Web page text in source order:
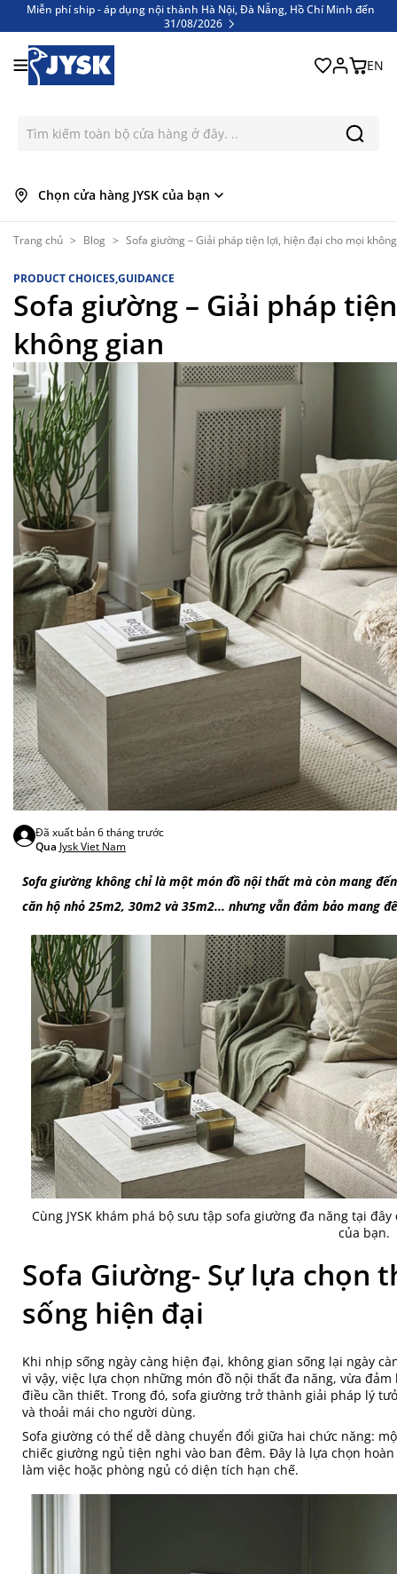
Miễn phí ship - áp dụng nội thành Hà Nội, Đà Nẵng, Hồ Chí Minh đến
31/08/2026
EN
Chọn cửa hàng JYSK của bạn
Trang chủ > Blog > Sofa giường – Giải pháp tiện lợi, hiện đại cho mọi
PRODUCT CHOICES,GUIDANCE
Sofa giường – Giải pháp
không gian
Đã xuất bản6 tháng trước
Qua Jysk Viet Nam
Sofa giường không chỉ là một món đồ nội thất mà còn mang
căn hộ nhỏ 25m2, 30m2 và 35m2... nhưng vẫn đảm bảo mang
Cùng JYSK khám phá bộ sưu tập sofa giường đa năng tại
của bạn.
Sofa Giường- Sự lựa chọn
sống hiện đại
Khi nhịp sống ngày càng hiện đại, không gian sống lại ngày
vì vậy, việc lựa chọn những món đồ nội thất đa năng, vừa
điều cần thiết. Trong đó, sofa giường trở thành giải pháp lý
và thoải mái cho người dùng.
Sofa giường có thể dễ dàng chuyển đổi giữa hai chức năng:
chiếc giường ngủ tiện nghi vào ban đêm. Đây là lựa chọn
làm việc hoặc phòng ngủ có diện tích hạn chế.